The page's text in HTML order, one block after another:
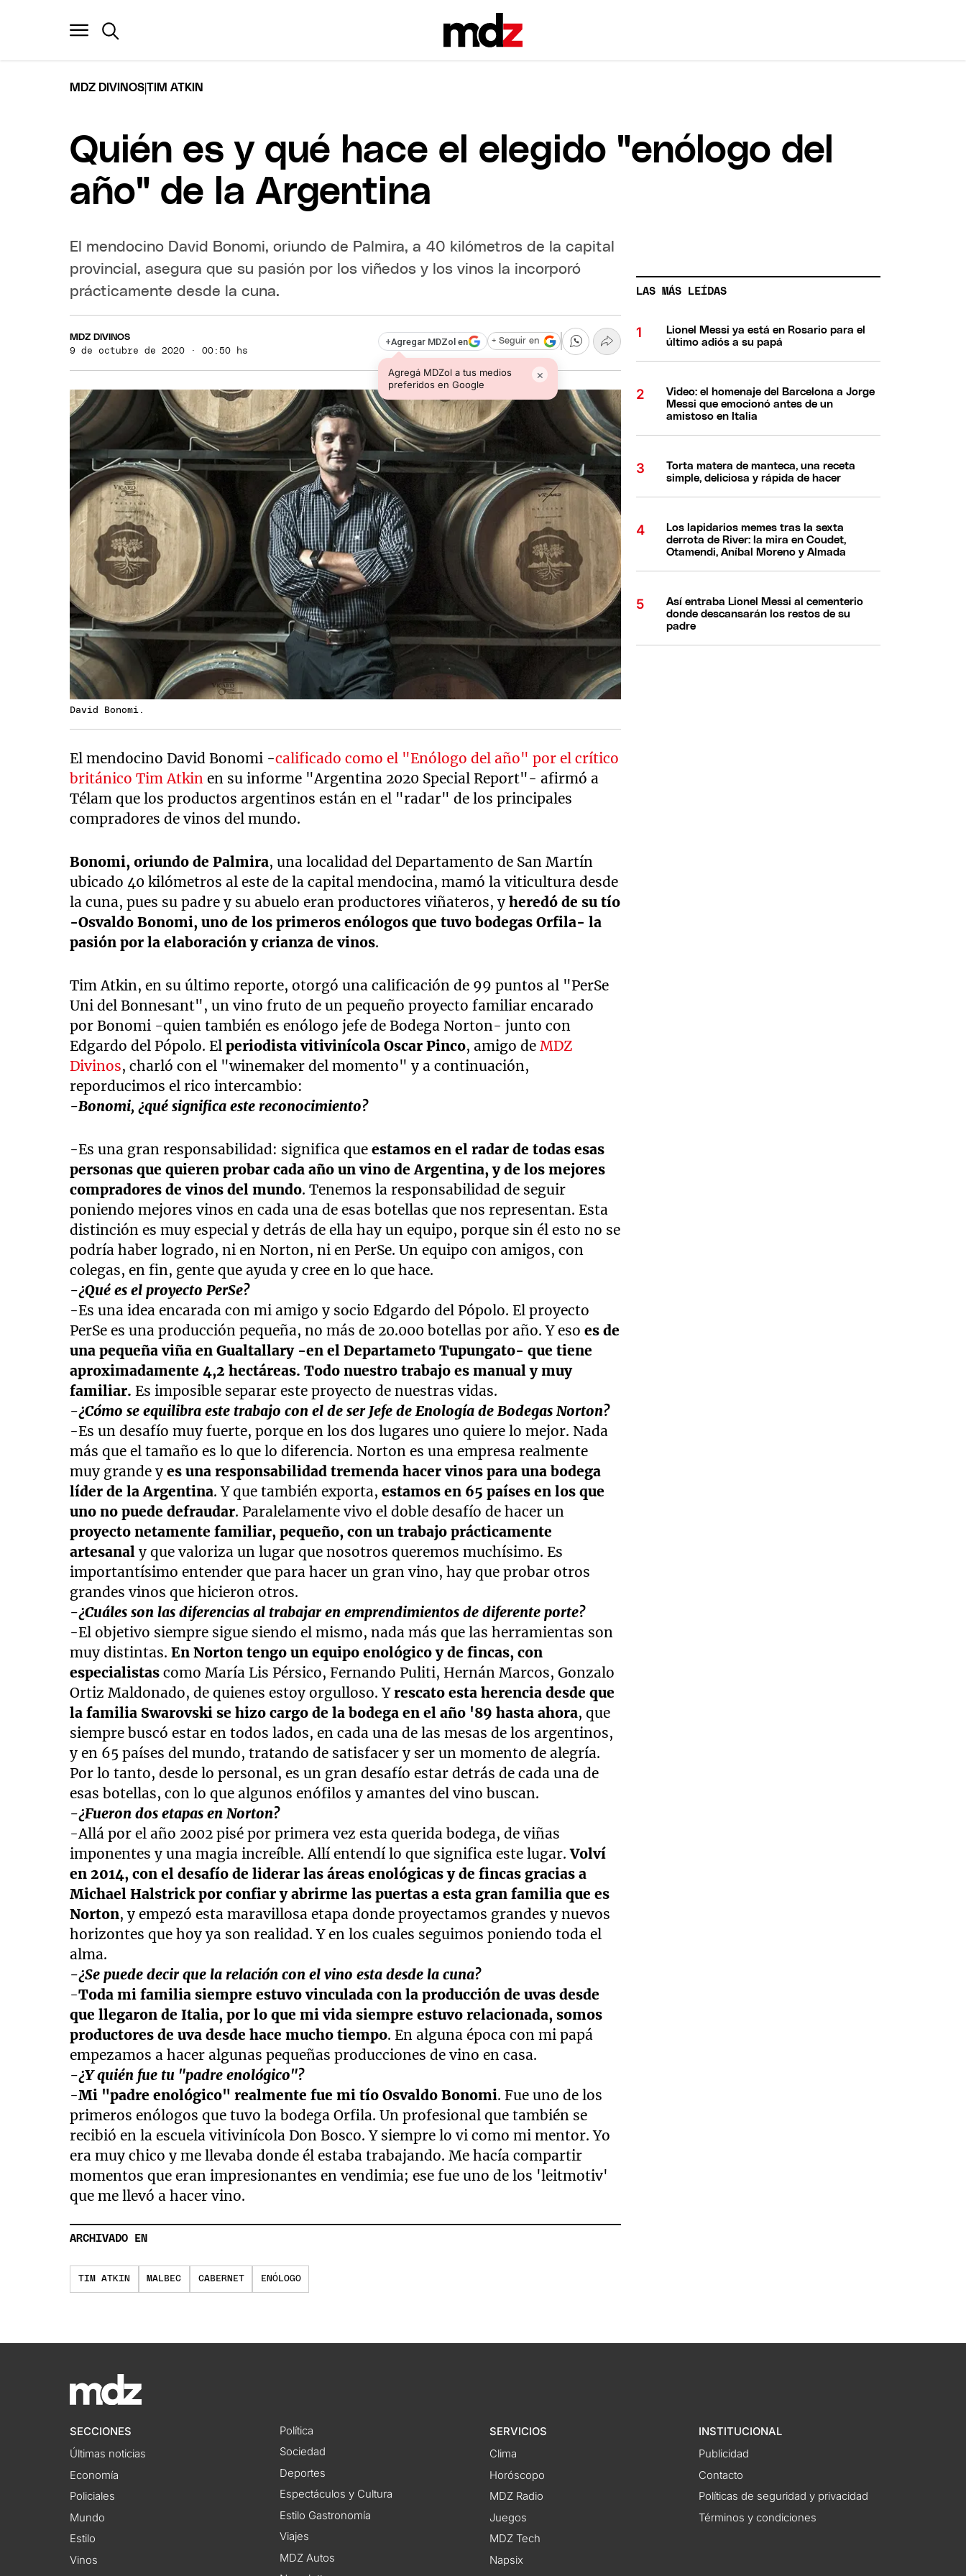
MDZ DIVINOS|TIM ATKIN
Quién es y qué hace el elegido "enólogo del
año" de la Argentina
El mendocino David Bonomi, oriundo de Palmira, a 40 kilómetros de la capital
provincial, asegura que su pasión por los viñedos y los vinos la incorporó
prácticamente desde la cuna.
MDZ DIVINOS
9 de octubre de 2020 · 00:50 hs
+Agregar MDZol en
Agregá MDZol a tus medios
preferidos en Google
×
+ Seguir en
David Bonomi.
El mendocino David Bonomi -calificado como el "Enólogo del año" por el crítico
británico Tim Atkin en su informe "Argentina 2020 Special Report"- afirmó a
Télam que los productos argentinos están en el "radar" de los principales
compradores de vinos del mundo.
Bonomi, oriundo de Palmira, una localidad del Departamento de San Martín
ubicado 40 kilómetros al este de la capital mendocina, mamó la viticultura desde
la cuna, pues su padre y su abuelo eran productores viñateros, yheredó de su tío
-Osvaldo Bonomi, uno de los primeros enólogos que tuvo bodegas Orfila- la
pasión por la elaboración y crianza de vinos.
Tim Atkin, en su último reporte, otorgó una calificación de 99 puntos al "PerSe
Uni del Bonnesant", un vino fruto de un pequeño proyecto familiar encarado
por Bonomi -quien también es enólogo jefe de Bodega Norton- junto con
Edgardo del Pópolo. Elperiodista vitivinícola Oscar Pinco, amigo de MDZ
Divinos, charló con el "winemaker del momento" y a continuación,
reporducimos el rico intercambio:
-Bonomi, ¿qué significa este reconocimiento?
-Es una gran responsabilidad: significa queestamos en el radar de todas esas
personas que quieren probar cada año un vino de Argentina, y de los mejores
compradores de vinos del mundo. Tenemos la responsabilidad de seguir
poniendo mejores vinos en cada una de esas botellas que nos representan. Esta
distinción es muy especial y detrás de ella hay un equipo, porque sin él esto no se
podría haber logrado, ni en Norton, ni en PerSe. Un equipo con amigos, con
colegas, en fin, gente que ayuda y cree en lo que hace.
-¿Qué es el proyecto PerSe?
-Es una idea encarada con mi amigo y socio Edgardo del Pópolo. El proyecto
PerSe es una producción pequeña, no más de 20.000 botellas por año. Y esoes de
una pequeña viña en Gualtallary -en el Departameto Tupungato- que tiene
aproximadamente 4,2 hectáreas. Todo nuestro trabajo es manual y muy
familiar. Es imposible separar este proyecto de nuestras vidas.
-¿Cómo se equilibra este trabajo con el de ser Jefe de Enología de Bodegas Norton?
-Es un desafío muy fuerte, porque en los dos lugares uno quiere lo mejor. Nada
más que el tamaño es lo que lo diferencia. Norton es una empresa realmente
muy grande yes una responsabilidad tremenda hacer vinos para una bodega
líder de la Argentina. Y que también exporta,estamos en 65 países en los que
uno no puede defraudar. Paralelamente vivo el doble desafío de hacer un
proyecto netamente familiar, pequeño, con un trabajo prácticamente
artesanal y que valoriza un lugar que nosotros queremos muchísimo. Es
importantísimo entender que para hacer un gran vino, hay que probar otros
grandes vinos que hicieron otros.
-¿Cuáles son las diferencias al trabajar en emprendimientos de diferente porte?
-El objetivo siempre sigue siendo el mismo, nada más que las herramientas son
muy distintas.En Norton tengo un equipo enológico y de fincas, con
especialistas como María Lis Pérsico, Fernando Puliti, Hernán Marcos, Gonzalo
Ortiz Maldonado, de quienes estoy orgulloso. Yrescato esta herencia desde que
la familia Swarovski se hizo cargo de la bodega en el año '89 hasta ahora, que
siempre buscó estar en todos lados, en cada una de las mesas de los argentinos,
y en 65 países del mundo, tratando de satisfacer y ser un momento de alegría.
Por lo tanto, desde lo personal, es un gran desafío estar detrás de cada una de
esas botellas, con lo que algunos enófilos y amantes del vino buscan.
-¿Fueron dos etapas en Norton?
-Allá por el año 2002 pisé por primera vez esta querida bodega, de viñas
imponentes y una magia increíble. Allí entendí lo que significa este lugar.Volví
en 2014, con el desafío de liderar las áreas enológicas y de fincas gracias a
Michael Halstrick por confiar y abrirme las puertas a esta gran familia que es
Norton, y empezó esta maravillosa etapa donde proyectamos grandes y nuevos
horizontes que hoy ya son realidad. Y en los cuales seguimos poniendo toda el
alma.
-¿Se puede decir que la relación con el vino esta desde la cuna?
-Toda mi familia siempre estuvo vinculada con la producción de uvas desde
que llegaron de Italia, por lo que mi vida siempre estuvo relacionada, somos
productores de uva desde hace mucho tiempo. En alguna época con mi papá
empezamos a hacer algunas pequeñas producciones de vino en casa.
-¿Y quién fue tu "padre enológico"?
-Mi "padre enológico" realmente fue mi tío Osvaldo Bonomi. Fue uno de los
primeros enólogos que tuvo la bodega Orfila. Un profesional que también se
recibió en la escuela vitivinícola Don Bosco. Y siempre lo vi como mi mentor. Yo
era muy chico y me llevaba donde él estaba trabajando. Me hacía compartir
momentos que eran impresionantes en vendimia; ese fue uno de los 'leitmotiv'
que me llevó a hacer vino.
ARCHIVADO EN
TIM ATKIN MALBEC CABERNET ENÓLOGO
LAS MÁS LEÍDAS
Lionel Messi ya está en Rosario para el
último adiós a su papá
Video: el homenaje del Barcelona a Jorge
Messi que emocionó antes de un
amistoso en Italia
Torta matera de manteca, una receta
simple, deliciosa y rápida de hacer
Los lapidarios memes tras la sexta
derrota de River: la mira en Coudet,
Otamendi, Aníbal Moreno y Almada
Así entraba Lionel Messi al cementerio
donde descansarán los restos de su
padre
SECCIONES
Últimas noticias
Economía
Policiales
Mundo
Estilo
Vinos
Política
Sociedad
Deportes
Espectáculos y Cultura
Estilo Gastronomía
Viajes
MDZ Autos
SERVICIOS
Clima
Horóscopo
MDZ Radio
Juegos
MDZ Tech
Napsix
INSTITUCIONAL
Publicidad
Contacto
Políticas de seguridad y privacidad
Términos y condiciones